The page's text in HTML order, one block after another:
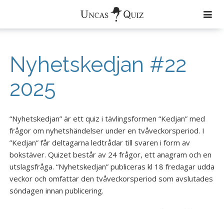
Aktuellt
Om Uncas Quiz
Musik
Zimmerband
Uncas Tribe
Uncas och den Andre
Nyhetskedjan #22
2025
“Nyhetskedjan” är ett quiz i tävlingsformen “Kedjan” med
frågor om nyhetshändelser under en tvåveckorsperiod. I
”Kedjan” får deltagarna ledtrådar till svaren i form av
bokstäver. Quizet består av 24 frågor, ett anagram och en
utslagsfråga. “Nyhetskedjan” publiceras kl 18 fredagar udda
veckor och omfattar den tvåveckorsperiod som avslutades
söndagen innan publicering.